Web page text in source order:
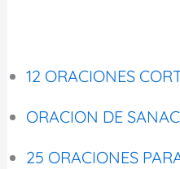
12 ORACIONES
ORACION DE
25 ORACIONES